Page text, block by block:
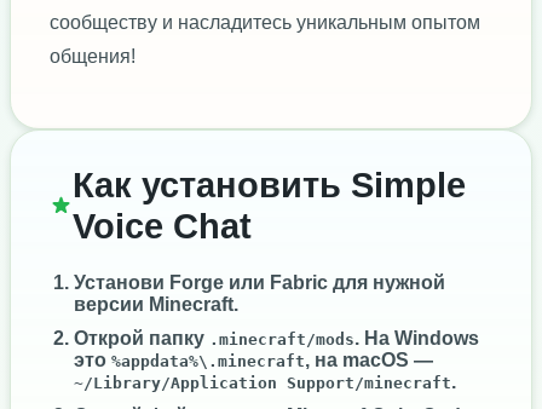
сообществу и насладитесь уникальным опытом
общения!
Как установить Simple
Voice Chat
Установи Forge или Fabric для нужной
версии Minecraft.
Открой папку .minecraft/mods. На Windows
это %appdata%\.minecraft, на macOS —
~/Library/Application Support/minecraft.